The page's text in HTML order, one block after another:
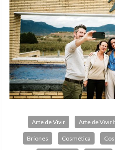
Arte de Vivir Arte de Vivir
Briones Cosmética